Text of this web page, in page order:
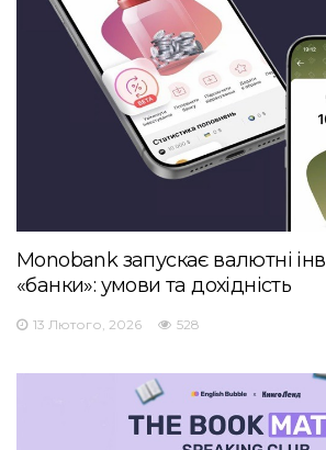
Monobank запускає валютні
«банки»: умови та дохідність
13 Лютого, 2026 528